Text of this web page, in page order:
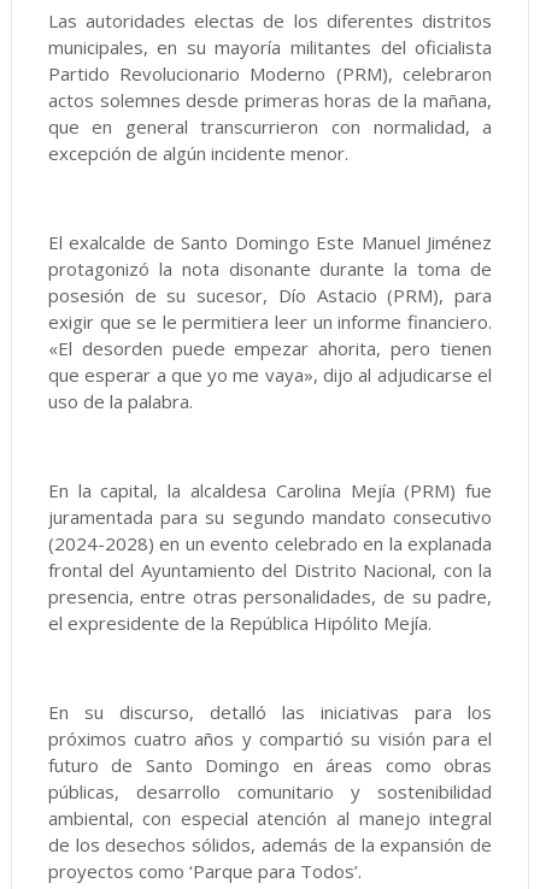
Las autoridades electas de los diferentes distritos
municipales, en su mayoría militantes del oficialista
Partido Revolucionario Moderno (PRM), celebraron
actos solemnes desde primeras horas de la mañana,
que en general transcurrieron con normalidad, a
excepción de algún incidente menor.
El exalcalde de Santo Domingo Este Manuel Jiménez
protagonizó la nota disonante durante la toma de
posesión de su sucesor, Dío Astacio (PRM), para
exigir que se le permitiera leer un informe financiero.
«El desorden puede empezar ahorita, pero tienen
que esperar a que yo me vaya», dijo al adjudicarse el
uso de la palabra.
En la capital, la alcaldesa Carolina Mejía (PRM) fue
juramentada para su segundo mandato consecutivo
(2024-2028) en un evento celebrado en la explanada
frontal del Ayuntamiento del Distrito Nacional, con la
presencia, entre otras personalidades, de su padre,
el expresidente de la República Hipólito Mejía.
En su discurso, detalló las iniciativas para los
próximos cuatro años y compartió su visión para el
futuro de Santo Domingo en áreas como obras
públicas, desarrollo comunitario y sostenibilidad
ambiental, con especial atención al manejo integral
de los desechos sólidos, además de la expansión de
proyectos como ‘Parque para Todos’.